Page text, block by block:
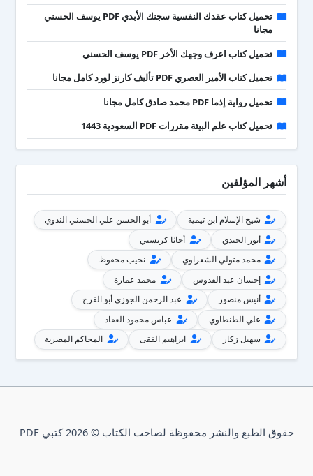
تحميل كتاب عقدك النفسية سجنك الأبدي PDF يوسف الحسني
مجانا
تحميل كتاب اعرف وجهك الأخر PDF يوسف الحسني
تحميل كتاب الأمير العصري PDF تأليف كارنز لورد كامل مجانا
تحميل رواية إذما PDF محمد صادق كامل مجانا
تحميل كتاب علم البيئة مقررات PDF السعودية 1443
أشهر المؤلفين
شيخ الإسلام ابن تيمية
أبو الحسن علي الحسني الندوي
أنور الجندي
أجاثا كريستي
محمد متولي الشعراوي
نجيب محفوظ
إحسان عبد القدوس
محمد عمارة
أنيس منصور
عبد الرحمن الجوزي أبو الفرج
علي الطنطاوي
عباس محمود العقاد
سهيل زكار
ابراهيم الفقى المحاكم المصرية
حقوق الطبع والنشر محفوظة لصاحب الكتاب © 2026 كتبي PDF